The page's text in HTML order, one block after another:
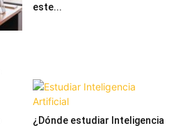
este...
¿Dónde estudiar Inteligencia